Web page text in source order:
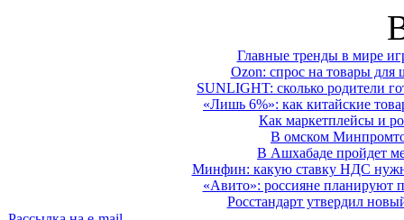
Главные тренды в мире
Ozon: спрос на товары для
SUNLIGHT: сколько родители
«Лишь 6%»: как китайские
Как маркетплейсы и
В омском
В Ашхабаде пройдет
Минфин: какую ставку НДС
«Авито»: россияне планируют
Росстандарт утвердил